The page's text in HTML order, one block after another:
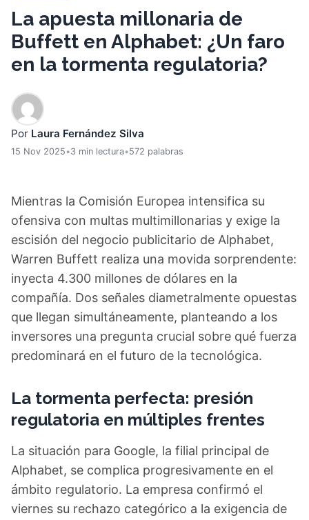
La apuesta millonaria de
Buffett en Alphabet: ¿Un faro
en la tormenta regulatoria?
Por Laura Fernández Silva
15 Nov 2025•3 min lectura•572 palabras
Mientras la Comisión Europea intensifica su
ofensiva con multas multimillonarias y exige la
escisión del negocio publicitario de Alphabet,
Warren Buffett realiza una movida sorprendente:
inyecta 4.300 millones de dólares en la
compañía. Dos señales diametralmente opuestas
que llegan simultáneamente, planteando a los
inversores una pregunta crucial sobre qué fuerza
predominará en el futuro de la tecnológica.
La tormenta perfecta: presión
regulatoria en múltiples frentes
La situación para Google, la filial principal de
Alphabet, se complica progresivamente en el
ámbito regulatorio. La empresa confirmó el
viernes su rechazo categórico a la exigencia de